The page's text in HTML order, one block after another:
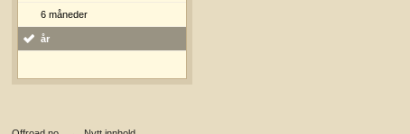
6 måneder
år